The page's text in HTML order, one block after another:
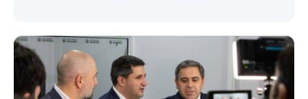
կանխավճարային սակագնային փաթեթից՝
առաջին ամիսն անվճար, երկրորդ ամսից սկսած
ամսավճարը կկազմի 2900 դրամ։ Փաթեթի
պայմաններին կարող եք ծանոթանալ այստեղ։